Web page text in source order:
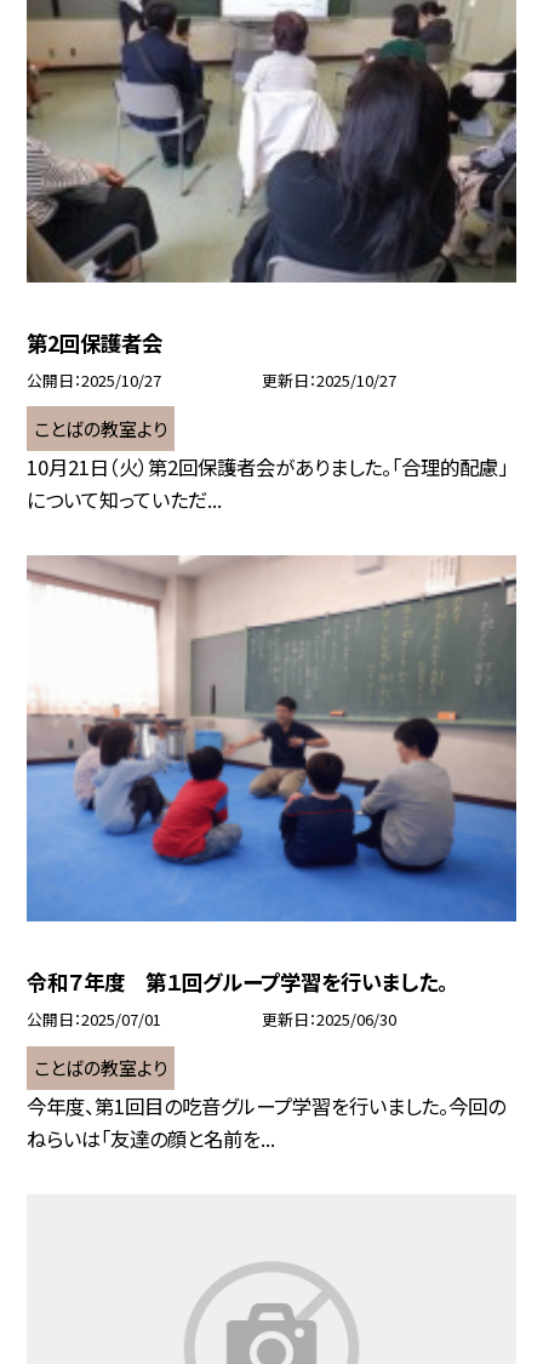
第2回保護者会
公開日 2025/10/27 更新日 2025/10/27
ことばの教室より
10月21日（火）第2回保護者会がありました。「合理的配慮」
について知っていただ...
令和７年度 第１回グループ学習を行いました。
公開日 2025/07/01 更新日 2025/06/30
ことばの教室より
今年度、第1回目の吃音グループ学習を行いました。今回の
ねらいは「友達の顔と名前を...